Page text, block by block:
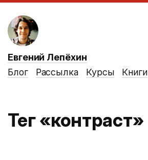
Евгений Лепёхин
Блог
Рассылка Курсы Книги
Тег «контраст»